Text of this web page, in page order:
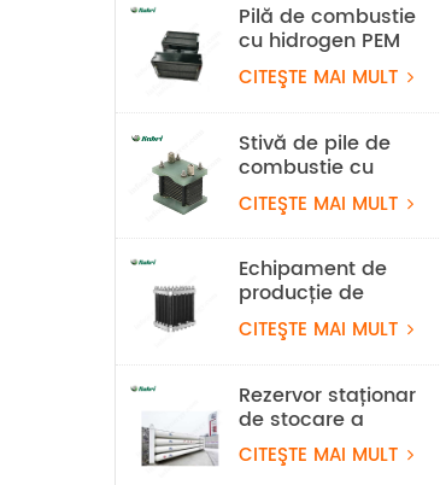
Pilă de combustie
cu hidrogen PEM
ușoară de 550 W
pentru drone
CITEŞTE MAI MULT
Stivă de pile de
combustie cu
hidrogen răcite cu
aer de 100w
CITEŞTE MAI MULT
Echipament de
producție de
hidrogen cu
electrolizor de apă
PEM de 10 Nm³/h 50
KW
CITEŞTE MAI MULT
Rezervor staționar
de stocare a
hidrogenului de 20
MPa
CITEŞTE MAI MULT